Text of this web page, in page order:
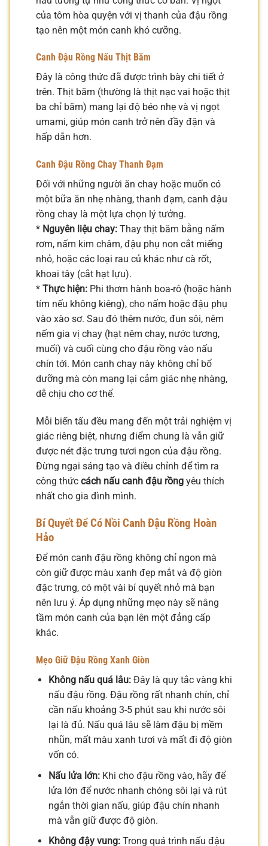
của tôm hòa quyện với vị thanh của đậu rồng
tạo nên một món canh khó cưỡng.
Canh Đậu Rồng Nấu Thịt Băm
Đây là công thức đã được trình bày chi tiết ở
trên. Thịt băm (thường là thịt nạc vai hoặc thịt
ba chỉ băm) mang lại độ béo nhẹ và vị ngọt
umami, giúp món canh trở nên đầy đặn và
hấp dẫn hơn.
Canh Đậu Rồng Chay Thanh Đạm
Đối với những người ăn chay hoặc muốn có
một bữa ăn nhẹ nhàng, thanh đạm, canh đậu
rồng chay là một lựa chọn lý tưởng.
* Nguyên liệu chay: Thay thịt băm bằng nấm
rơm, nấm kim châm, đậu phụ non cắt miếng
nhỏ, hoặc các loại rau củ khác như cà rốt,
khoai tây (cắt hạt lựu).
* Thực hiện: Phi thơm hành boa-rô (hoặc hành
tím nếu không kiêng), cho nấm hoặc đậu phụ
vào xào sơ. Sau đó thêm nước, đun sôi, nêm
nếm gia vị chay (hạt nêm chay, nước tương,
muối) và cuối cùng cho đậu rồng vào nấu
chín tới. Món canh chay này không chỉ bổ
dưỡng mà còn mang lại cảm giác nhẹ nhàng,
dễ chịu cho cơ thể.
Mỗi biến tấu đều mang đến một trải nghiệm vị
giác riêng biệt, nhưng điểm chung là vẫn giữ
được nét đặc trưng tươi ngon của đậu rồng.
Đừng ngại sáng tạo và điều chỉnh để tìm ra
công thức cách nấu canh đậu rồng yêu thích
nhất cho gia đình mình.
Bí Quyết Để Có Nồi Canh Đậu Rồng Hoàn
Hảo
Để món canh đậu rồng không chỉ ngon mà
còn giữ được màu xanh đẹp mắt và độ giòn
đặc trưng, có một vài bí quyết nhỏ mà bạn
nên lưu ý. Áp dụng những mẹo này sẽ nâng
tầm món canh của bạn lên một đẳng cấp
khác.
Mẹo Giữ Đậu Rồng Xanh Giòn
Không nấu quá lâu:Đây là quy tắc vàng khi
nấu đậu rồng. Đậu rồng rất nhanh chín, chỉ
cần nấu khoảng 3-5 phút sau khi nước sôi
lại là đủ. Nấu quá lâu sẽ làm đậu bị mềm
nhũn, mất màu xanh tươi và mất đi độ giòn
vốn có.
Nấu lửa lớn:Khi cho đậu rồng vào, hãy để
lửa lớn để nước nhanh chóng sôi lại và rút
ngắn thời gian nấu, giúp đậu chín nhanh
mà vẫn giữ được độ giòn.
Không đậy vung:Trong quá trình nấu đậu